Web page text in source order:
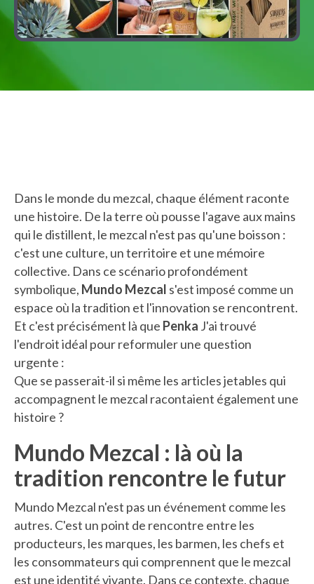
Dans le monde du mezcal, chaque élément raconte
une histoire. De la terre où pousse l'agave aux mains
qui le distillent, le mezcal n'est pas qu'une boisson :
c'est une culture, un territoire et une mémoire
collective. Dans ce scénario profondément
symbolique, Mundo Mezcal s'est imposé comme un
espace où la tradition et l'innovation se rencontrent.
Et c'est précisément là que Penka J'ai trouvé
l'endroit idéal pour reformuler une question
urgente :
Que se passerait-il si même les articles jetables qui
accompagnent le mezcal racontaient également une
histoire ?
Mundo Mezcal : là où la
tradition rencontre le futur
Mundo Mezcal n'est pas un événement comme les
autres. C'est un point de rencontre entre les
producteurs, les marques, les barmen, les chefs et
les consommateurs qui comprennent que le mezcal
est une identité vivante. Dans ce contexte, chaque